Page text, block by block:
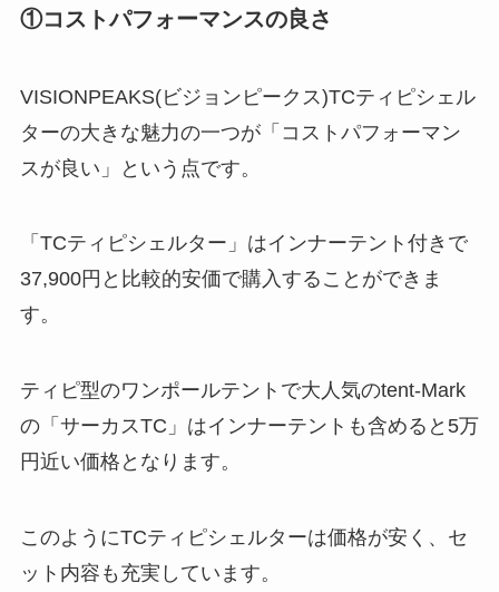
①コストパフォーマンスの良さ
VISIONPEAKS(ビジョンピークス)TCティピシェル
ターの大きな魅力の一つが「 コストパフォーマン
スが良い 」という点です。
「TCティピシェルター」はインナーテント付きで
37,900円 と比較的安価で購入することができま
す。
ティピ型のワンポールテントで大人気のtent-Mark
の「サーカスTC」はインナーテントも含めると5万
円近い価格となります。
このようにTCティピシェルターは価格が安く、セ
ット内容も充実しています。